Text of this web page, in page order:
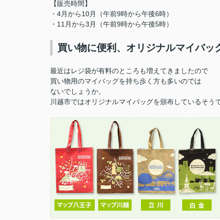
【販売時間】
・4月から10月（午前9時から午後6時）
・11月から3月（午前9時から午後5時）
買い物に便利、オリジナルマイバッ
最近はレジ袋が有料のところも増えてきましたので
買い物用のマイバッグを持ち歩く方も多いのでは
ないでしょうか。
川越市ではオリジナルマイバッグを頒布しているそうで